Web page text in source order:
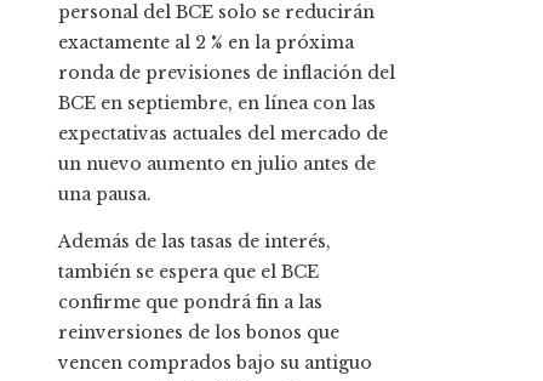
personal del BCE solo se reducirán
exactamente al 2 % en la próxima
ronda de previsiones de inflación del
BCE en septiembre, en línea con las
expectativas actuales del mercado de
un nuevo aumento en julio antes de
una pausa.
Además de las tasas de interés,
también se espera que el BCE
confirme que pondrá fin a las
reinversiones de los bonos que
vencen comprados bajo su antiguo